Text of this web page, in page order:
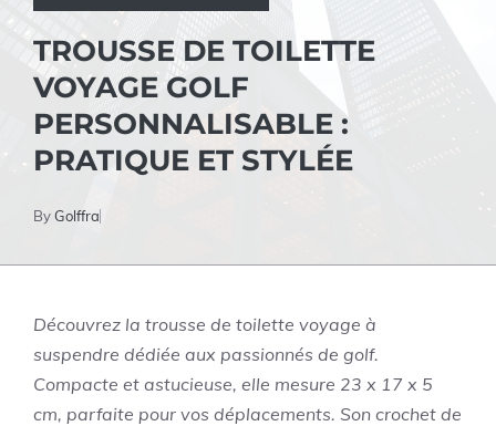
TROUSSE DE TOILETTE
VOYAGE GOLF
PERSONNALISABLE :
PRATIQUE ET STYLÉE
ByGolffra
Découvrez la trousse de toilette voyage à
suspendre dédiée aux passionnés de golf.
Compacte et astucieuse, elle mesure 23 x 17 x 5
cm, parfaite pour vos déplacements. Son crochet de